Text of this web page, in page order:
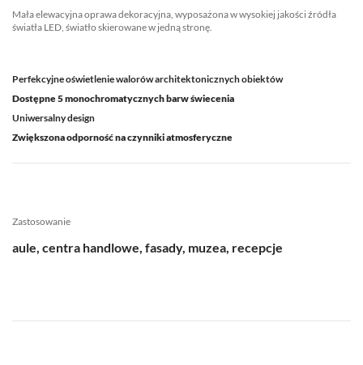
Mała elewacyjna oprawa dekoracyjna, wyposażona w wysokiej jakości źródła
światła LED, światło skierowane w jedną stronę.
Perfekcyjne oświetlenie walorów architektonicznych obiektów
Dostępne 5 monochromatycznych barw świecenia
Uniwersalny design
Zwiększona odporność na czynniki atmosferyczne
Zastosowanie
aule, centra handlowe, fasady, muzea, recepcje